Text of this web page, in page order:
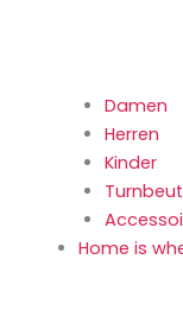
Damen
Herren
Kinder
Home is